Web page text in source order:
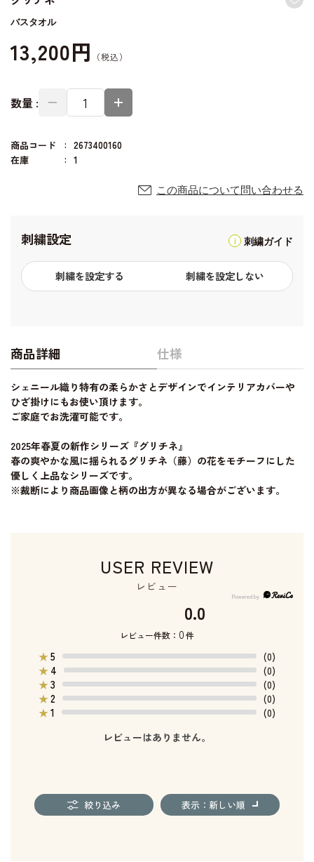
バスタオル
13,200円
数量 :
商品コード
2673400160
在庫
1
この商品について問い合わせる
刺繍設定 刺繍ガイド
刺繍を設定する 刺繍を設定しない
商品詳細 仕様
シェニール織り特有の柔らかさとデザインでインテリアカバーや
ひざ掛けにもお使い頂けます。
ご家庭でお洗濯可能です。
2025年春夏の新作シリーズ『グリチネ』
春の爽やかな風に揺られるグリチネ（藤）の花をモチーフにした
優しく上品なシリーズです。
※裁断により商品画像と柄の出方が異なる場合がございます。
USER REVIEW
レビュー
0.0
レビュー件数： 0件
★5
(0)
★ 4
(0)
★3
(0)
★2
(0)
★1
(0)
レビューはありません。
絞り込み 表示：新しい順